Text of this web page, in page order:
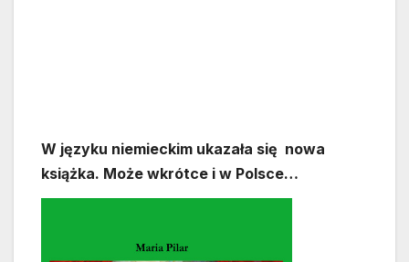
W języku niemieckim ukazała się nowa
książka. Może wkrótce i w Polsce…